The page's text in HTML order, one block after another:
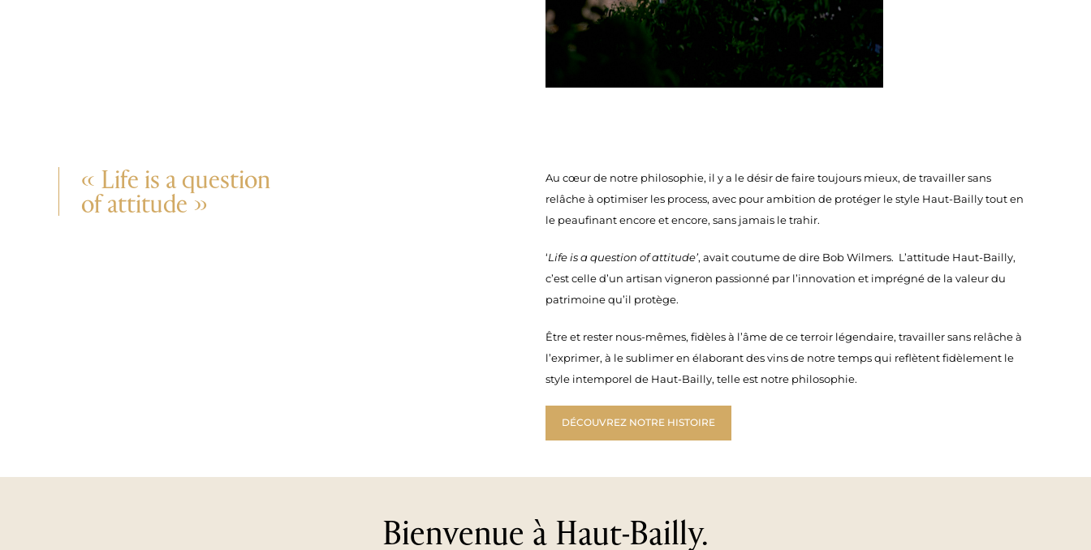
« Life is a question
of attitude »
Au cœur de notre philosophie, il y a le désir de faire toujours mieux, de travailler sans
relâche à optimiser les process, avec pour ambition de protéger le style Haut-Bailly tout en
le peaufinant encore et encore, sans jamais le trahir.
‘Life is a question of attitude’, avait coutume de dire Bob Wilmers. L’attitude Haut-Bailly,
c’est celle d’un artisan vigneron passionné par l’innovation et imprégné de la valeur du
patrimoine qu’il protège.
Être et rester nous-mêmes, fidèles à l’âme de ce terroir légendaire, travailler sans relâche à
l’exprimer, à le sublimer en élaborant des vins de notre temps qui reflètent fidèlement le
style intemporel de Haut-Bailly, telle est notre philosophie.
DÉCOUVREZ NOTRE HISTOIRE
Bienvenue à Haut-Bailly.